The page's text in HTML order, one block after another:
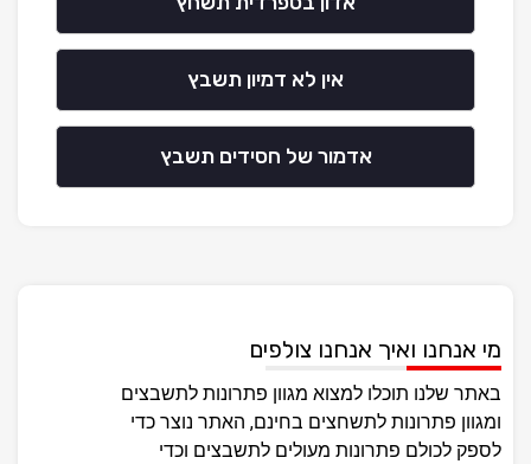
אין לא דמיון תשבץ
אדמור של חסידים תשבץ
מי אנחנו ואיך אנחנו צולפים
באתר שלנו תוכלו למצוא מגוון פתרונות לתשבצים
ומגוון פתרונות לתשחצים בחינם, האתר נוצר כדי
לספק לכולם פתרונות מעולים לתשבצים וכדי